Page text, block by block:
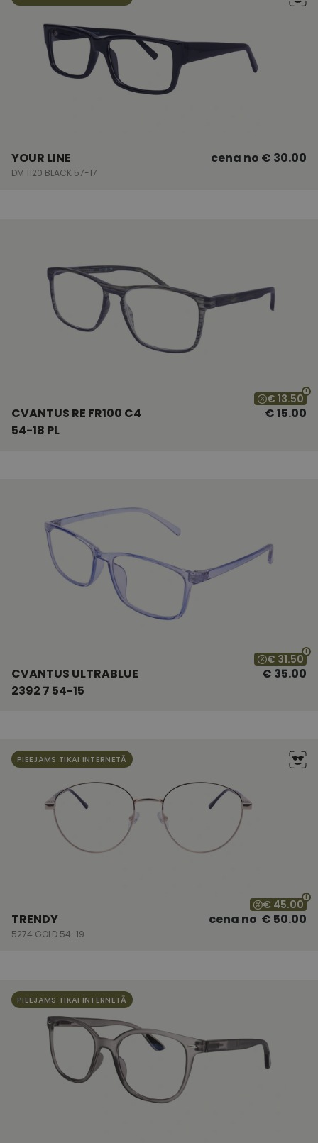
YOUR LINE
DM 1120 BLACK 57-17
cena no € 30.00
CVANTUS RE FR100 C4
54-18 PL
€ 13.50
€ 15.00
CVANTUS ULTRABLUE
2392 7 54-15
€ 31.50
€ 35.00
PIEEJAMS TIKAI INTERNETĀ
TRENDY
5274 GOLD 54-19
cena no
€ 45.00
€ 50.00
PIEEJAMS TIKAI INTERNETĀ